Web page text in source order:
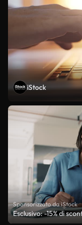
iStock
Sponsorizzato da iStock
Esclusivo: -15% di